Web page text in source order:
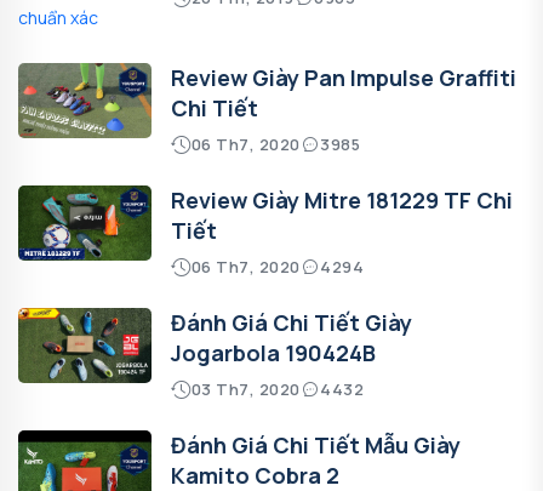
Review Giày Pan Impulse Graffiti
Chi Tiết
06 Th7, 2020 3985
Review Giày Mitre 181229 TF Chi
Tiết
06 Th7, 2020 4294
Đánh Giá Chi Tiết Giày
Jogarbola 190424B
03 Th7, 2020 4432
Đánh Giá Chi Tiết Mẫu Giày
Kamito Cobra 2